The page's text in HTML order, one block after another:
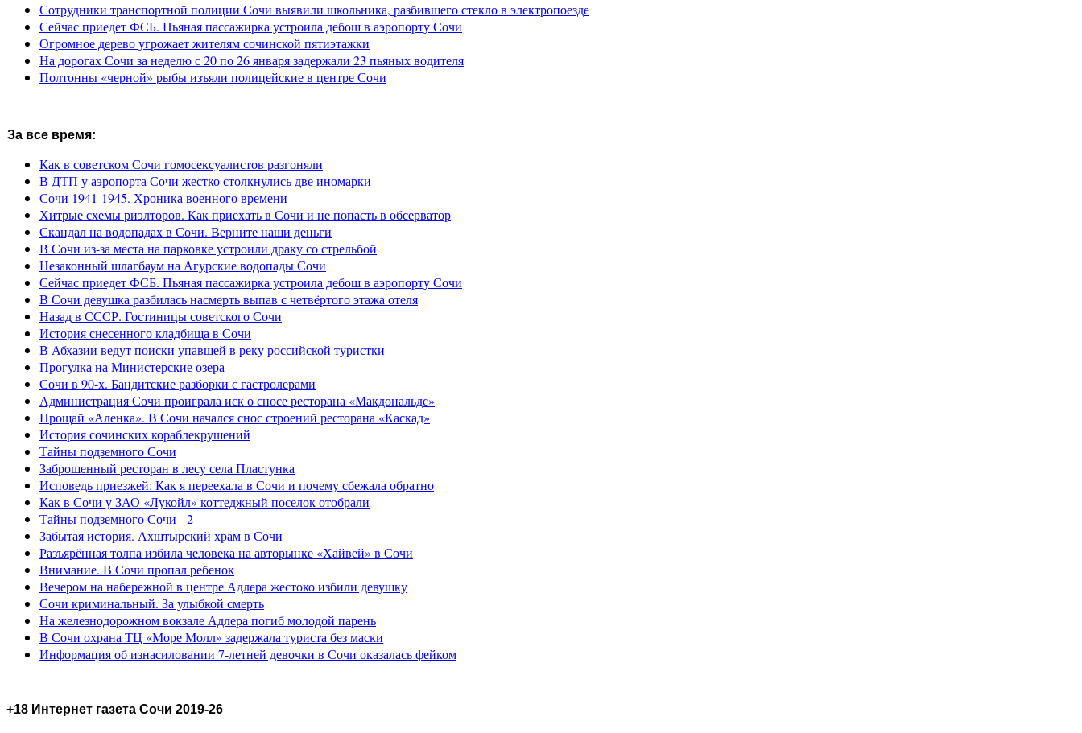
Сотрудники транспортной полиции Сочи выявили школьника, разбившего стекло в электропоезде
Сейчас приедет ФСБ. Пьяная пассажирка устроила дебош в аэропорту Сочи
Огромное дерево угрожает жителям сочинской пятиэтажки
На дорогах Сочи за неделю с 20 по 26 января задержали 23 пьяных водителя
Полтонны «черной» рыбы изъяли полицейские в центре Сочи
За все время:
Как в советском Сочи гомосексуалистов разгоняли
В ДТП у аэропорта Сочи жестко столкнулись две иномарки
Сочи 1941-1945. Хроника военного времени
Хитрые схемы риэлторов. Как приехать в Сочи и не попасть в обсерватор
Скандал на водопадах в Сочи. Верните наши деньги
В Сочи из-за места на парковке устроили драку со стрельбой
Незаконный шлагбаум на Агурские водопады Сочи
Сейчас приедет ФСБ. Пьяная пассажирка устроила дебош в аэропорту Сочи
В Сочи девушка разбилась насмерть выпав с четвёртого этажа отеля
Назад в СССР. Гостиницы советского Сочи
История снесенного кладбища в Сочи
В Абхазии ведут поиски упавшей в реку российской туристки
Прогулка на Министерские озера
Сочи в 90-х. Бандитские разборки с гастролерами
Администрация Сочи проиграла иск о сносе ресторана «Макдональдс»
Прощай «Аленка». В Сочи начался снос строений ресторана «Каскад»
История сочинских кораблекрушений
Тайны подземного Сочи
Заброшенный ресторан в лесу села Пластунка
Исповедь приезжей: Как я переехала в Сочи и почему сбежала обратно
Как в Сочи у ЗАО «Лукойл» коттеджный поселок отобрали
Тайны подземного Сочи - 2
Забытая история. Ахштырский храм в Сочи
Разъярённая толпа избила человека на авторынке «Хайвей» в Сочи
Внимание. В Сочи пропал ребенок
Вечером на набережной в центре Адлера жестоко избили девушку
Сочи криминальный. За улыбкой смерть
На железнодорожном вокзале Адлера погиб молодой парень
В Сочи охрана ТЦ «Море Молл» задержала туриста без маски
Информация об изнасиловании 7-летней девочки в Сочи оказалась фейком
+18 Интернет газета Сочи 2019-26